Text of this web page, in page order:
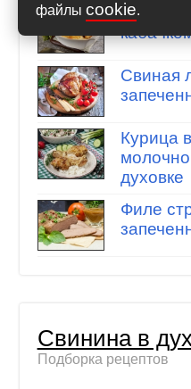
файлы cookie.
Мясо по-
Свиная
Курица
духовке
Филе
Свинина в
Подборка рецептов